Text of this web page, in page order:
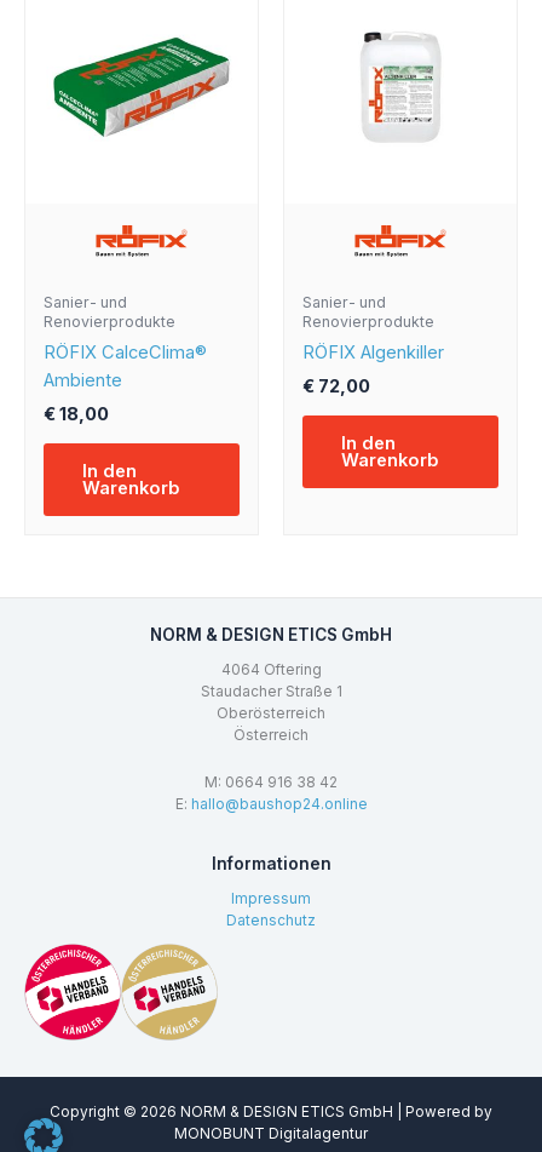
Sanier- und
Renovierprodukte
RÖFIX CalceClima®
Ambiente
€18,00
In den
Warenkorb
Sanier- und
Renovierprodukte
RÖFIX Algenkiller
€ 72,00
In den
Warenkorb
NORM & DESIGN ETICS GmbH
4064 Oftering
Staudacher Straße 1
Oberösterreich
Österreich
M: 0664 916 38 42
E: hallo@baushop24.online
Informationen
Impressum
Datenschutz
Copyright © 2026 NORM & DESIGN ETICS GmbH | Powered by
MONOBUNT Digitalagentur